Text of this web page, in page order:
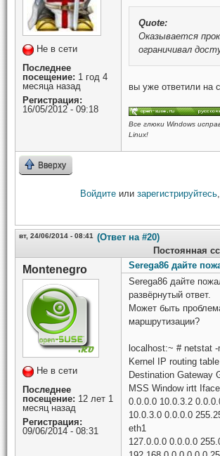
Не в сети
Последнее
посещение: 1 год 4
месяца назад
Регистрация:
16/05/2012 - 09:18
Quote:
Оказывается
ограничивал
вы уже ответили на
Все глюки Windows
Linux!
Вверху
Войдите или зарегистрируйтесь
вт, 24/06/2014 - 08:41
(Ответ на #20)
Постоянная
Montenegro
Не в сети
Последнее
посещение: 12 лет 1
месяц назад
Регистрация:
09/06/2014 - 08:31
Serega86 дайте
Serega86 дайте
развёрнутый ответ.
Может быть
маршрутизации?
localhost:~ # netstat -
Kernel IP routing table
Destination Gateway
MSS Window irtt Iface
0.0.0.0 10.0.3.2
10.0.3.0 0.0.0.0
eth1
127.0.0.0 0.0.0.0